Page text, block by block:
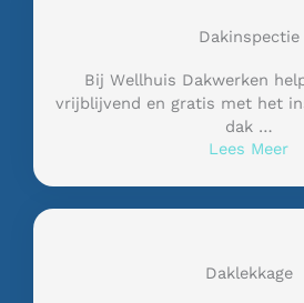
Dakinspectie
Bij Wellhuis Dakwerken
vrijblijvend en gratis met het
dak …
Lees Meer
Daklekkage